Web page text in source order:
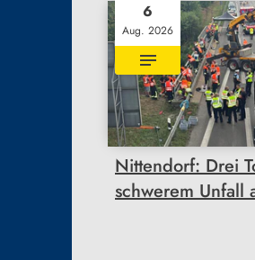
6
Aug. 2026
Nittendorf: Drei
schwerem Unfall